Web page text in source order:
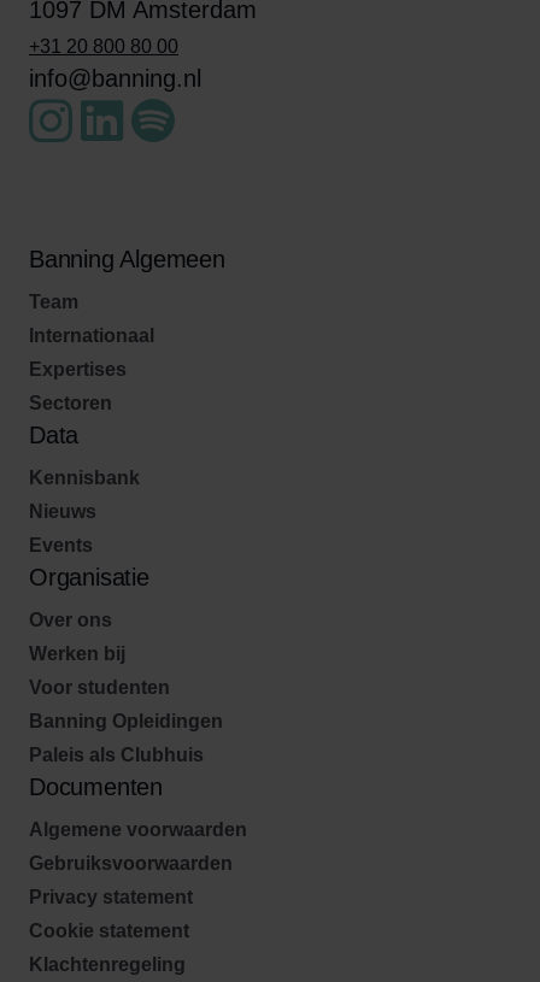
1097 DM Amsterdam
+31 20 800 80 00
info@banning.nl
Banning Algemeen
Team
Internationaal
Expertises
Sectoren
Data
Kennisbank
Nieuws
Events
Organisatie
Over ons
Werken bij
Voor studenten
Banning Opleidingen
Paleis als Clubhuis
Documenten
Algemene voorwaarden
Gebruiksvoorwaarden
Privacy statement
Cookie statement
Klachtenregeling